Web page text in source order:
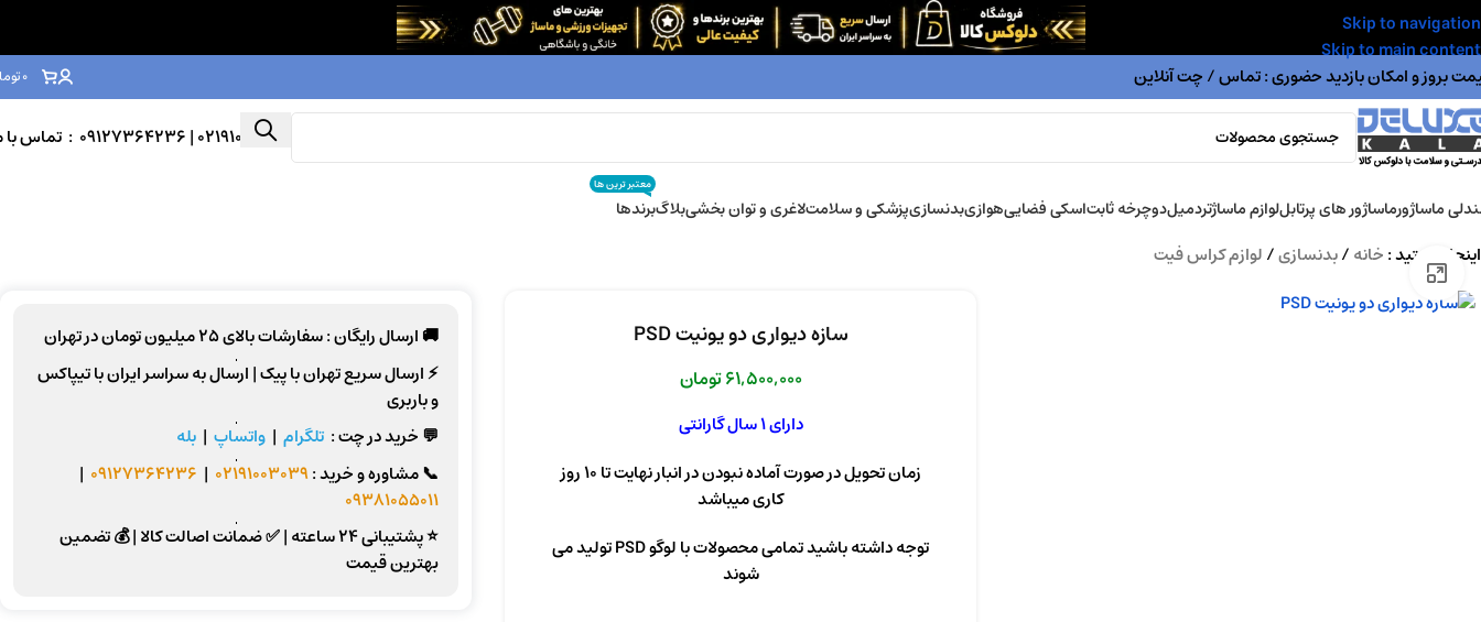
Skip to navigation
Skip to main content
بروز و امکان بازدید حضوری : تماس / چت آنلاین
0
02191003039| 09127364236 : تماس با ما
ماساژورماساژور های پرتابللوازم ماساژتردمیلدوچرخه ثابتاسکی فضاییهوازیبدنسازیپزشکی و سلامتلاغری و توان بخشیبلاگبرندها
معتبر ترین ها
اینجا هستید :خانه/بدنسازی/لوازم کراس فیت
بزرگنمایی تصویر
سازه دیواری دو یونیت PSD
61,500,000تومان
دارای 1 سال گارانتی
زمان تحویل در صورت آماده نبودن در انبار نهایت تا 10 روز
کاری میباشد
توجه داشته باشید تمامی محصولات با لوگو PSD تولید می
شوند
🚚 ارسال رایگان :سفارشات بالای25 میلیون تومان
در تهران
⚡ارسال سریع تهرانبا پیک |ارسال به سراسر ایرانبا تیپاکس
و باربری
💬 خرید در چت : تلگرام | واتساپ | بله
📞مشاوره و خرید :02191003039
|
09127364236
|
09381055011
⭐ پشتیبانی 24 ساعته
|✅ ضمانت اصالت کالا|💰 تضمین
بهترین قیمت